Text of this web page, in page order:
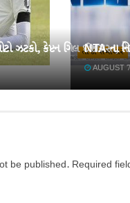
ઝટકો, કેપ્ટન ગિલ ઈજાગ્રસ્ત,
તાજા સમાચાર
NTA ના
AUGUST
be published. Required